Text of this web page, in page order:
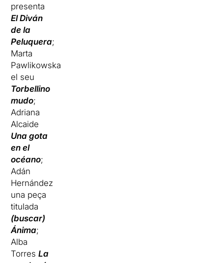
presenta
El Diván
de la
Peluquera;
Marta
Pawlikowska
el seu
Torbellino
mudo;
Adriana
Alcaide
Una gota
en el
océano;
Adán
Hernández
una peça
titulada
(buscar)
Ánima;
Alba
TorresLa